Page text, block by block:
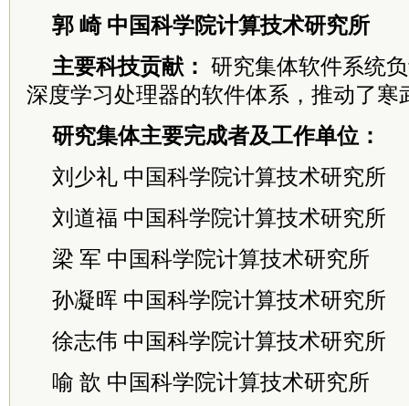
郭 崎 中国科学院计算技术研究所
主要科技贡献： 研究集体软件系统
深度学习处理器的软件体系，推动了寒
研究集体主要完成者及工作单位：
刘少礼 中国科学院计算技术研究所
刘道福 中国科学院计算技术研究所
梁 军 中国科学院计算技术研究所
孙凝晖 中国科学院计算技术研究所
徐志伟 中国科学院计算技术研究所
喻 歆 中国科学院计算技术研究所